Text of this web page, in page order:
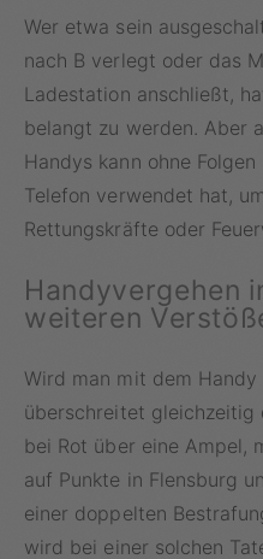
Wer etwa sein
nach B verlegt oder das
Ladestation anschließt,
belangt zu werden. Aber
Handys kann ohne
Telefon verwendet hat,
Rettungskräfte oder
Handyvergehen
weiteren
Wird man mit dem
überschreitet gleichzeitig
bei Rot über eine Ampel,
auf Punkte in Flensburg
einer doppelten
wird bei einer solchen